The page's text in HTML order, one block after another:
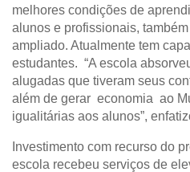
melhores condições de
alunos e profissionais,
ampliado. Atualmente tem
estudantes. “A escola
alugadas que tiveram seus
além de gerar economia ao
igualitárias aos alunos”,
Investimento com recurso do
escola recebeu serviços de